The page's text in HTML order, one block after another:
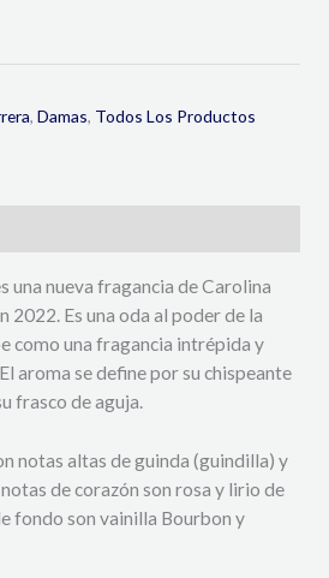
, Damas, Todos Los Productos
una nueva fragancia de Carolina
2022. Es una oda al poder de la
como una fragancia intrépida y
aroma se define por su chispeante
frasco de aguja.
notas altas de guinda (guindilla) y
de corazón son rosa y lirio de
fondo son vainilla Bourbon y